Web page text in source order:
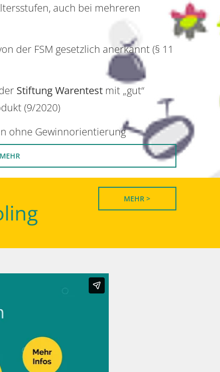
auch bei mehreren
der FSM gesetzlich anerkannt (§ 11
Stiftung Warentestmit „gut“
(9/2020)
ohne Gewinnorientierung
MEHR >